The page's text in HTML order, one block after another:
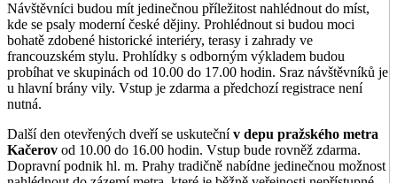
Návštěvníci budou mít jedinečnou příležitost nahlédnout do míst,
kde se psaly moderní české dějiny. Prohlédnout si budou moci
bohatě zdobené historické interiéry, terasy i zahrady ve
francouzském stylu. Prohlídky s odborným výkladem budou
probíhat ve skupinách od 10.00 do 17.00 hodin. Sraz návštěvníků je
u hlavní brány vily. Vstup je zdarma a předchozí registrace není
nutná.
Další den otevřených dveří se uskutečnív depu pražského metra
Kačerov od 10.00 do 16.00 hodin. Vstup bude rovněž zdarma.
Dopravní podnik hl. m. Prahy tradičně nabídne jedinečnou možnost